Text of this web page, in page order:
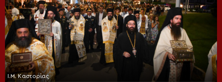
Ι.Μ. Καστορίας